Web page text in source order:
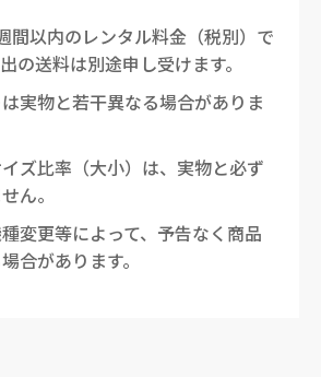
間以内のレンタル料金（税別）で
の送料は別途申し受けます。
実物と若干異なる場合がありま
ズ比率（大小）は、実物と必ず
ん。
変更等によって、予告なく商品
合があります。